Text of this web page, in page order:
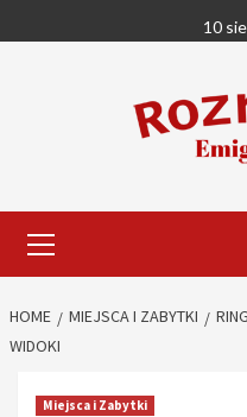
to
10
Menu
HOME MIEJSCA I ZABYTKI
WIDOKI
Miejsca i Zabytki